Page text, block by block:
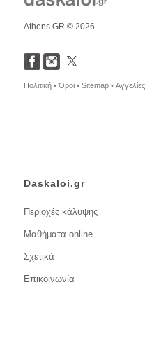
Athens GR © 2026
Πολιτική •Όροι • Sitemap • Αγγελίες
Daskaloi.gr
Περιοχές κάλυψης
Μαθήματα online
Σχετικά
Επικοινωνία